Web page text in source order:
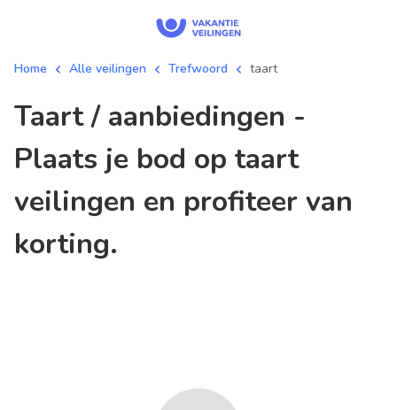
Home Alle veilingen Trefwoord taart
taart / aanbiedingen -
Plaats je bod op taart
veilingen en profiteer van
korting.